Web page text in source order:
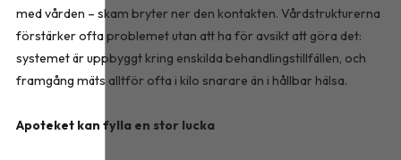
med vården – skam bryter ner den kontakten. Vårdstrukturerna
förstärker ofta problemet utan att ha för avsikt att göra det:
systemet är uppbyggt kring enskilda behandlingstillfällen, och
framgång mäts alltför ofta i kilo snarare än i hållbar hälsa.
Apoteket kan fylla en stor lucka